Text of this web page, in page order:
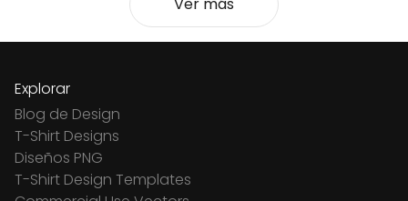
Ver más
Explorar
Blog de Design
T-Shirt Designs
Diseños PNG
T-Shirt Design Templates